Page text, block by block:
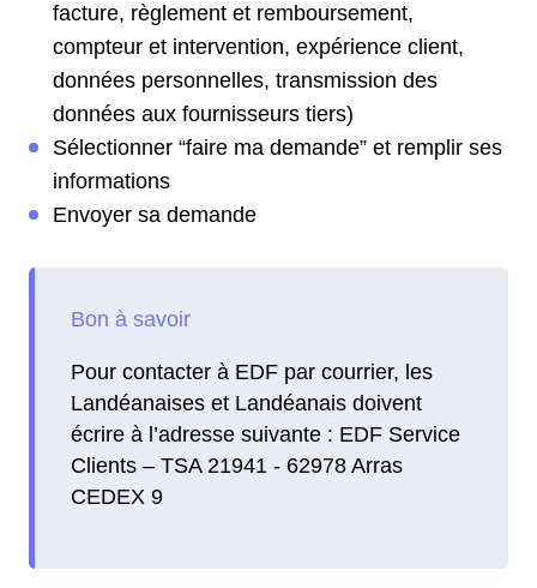
facture, règlement et remboursement,
compteur et intervention, expérience client,
données personnelles, transmission des
données aux fournisseurs tiers)
Sélectionner “faire ma demande” et remplir ses
informations
Envoyer sa demande
Pour contacter à EDF par courrier, les
Landéanaises et Landéanais doivent
écrire à l’adresse suivante : EDF Service
Clients – TSA 21941 - 62978 Arras
CEDEX 9